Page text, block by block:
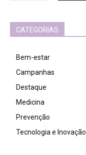
CATEGORIAS
Bem-estar
Campanhas
Destaque
Medicina
Prevenção
Tecnologia e Inovação